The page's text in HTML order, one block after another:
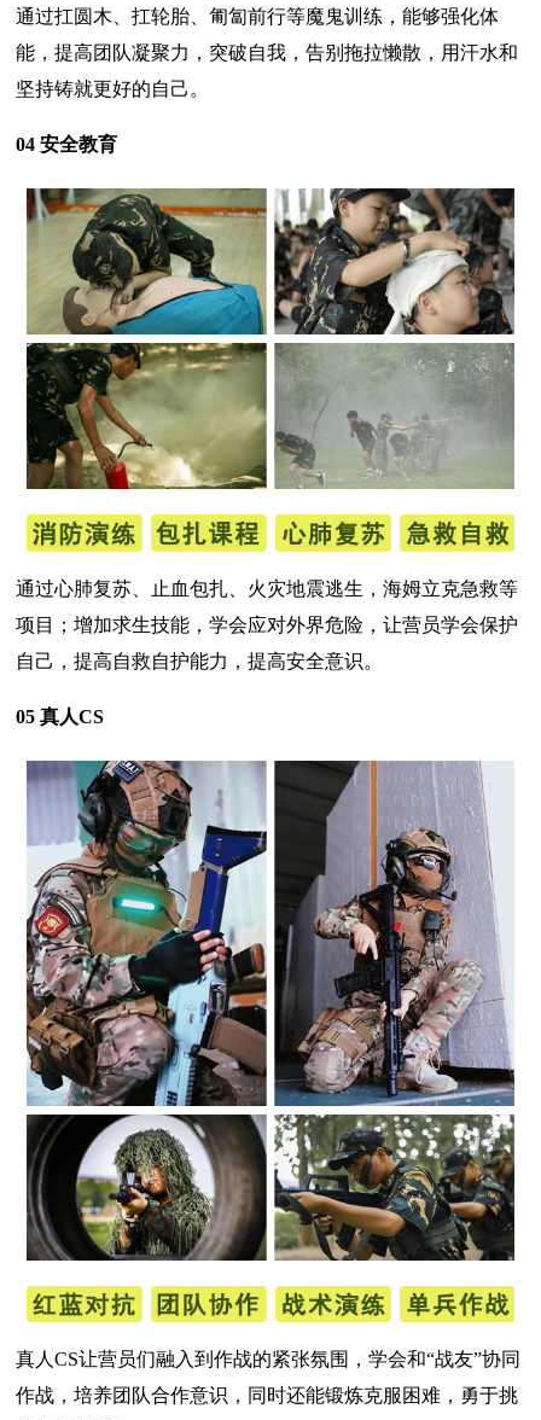
通过扛圆木、扛轮胎、匍匐前行等魔鬼训练，能够强化体
能，提高团队凝聚力，突破自我，告别拖拉懒散，用汗水和
坚持铸就更好的自己。
04 安全教育
通过心肺复苏、止血包扎、火灾地震逃生，海姆立克急救等
项目；增加求生技能，学会应对外界危险，让营员学会保护
自己，提高自救自护能力，提高安全意识。
05 真人CS
真人CS让营员们融入到作战的紧张氛围，学会和“战友”协同
作战，培养团队合作意识，同时还能锻炼克服困难，勇于挑